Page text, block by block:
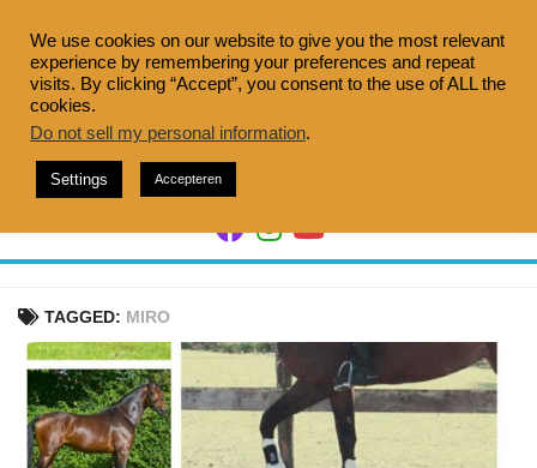
naar
inhoud
TAGGED: MIRO
We use cookies on our website to give you the most relevant
experience by remembering your preferences and repeat
visits. By clicking “Accept”, you consent to the use of ALL the
cookies.
Do not sell my personal information.
Settings Accepteren